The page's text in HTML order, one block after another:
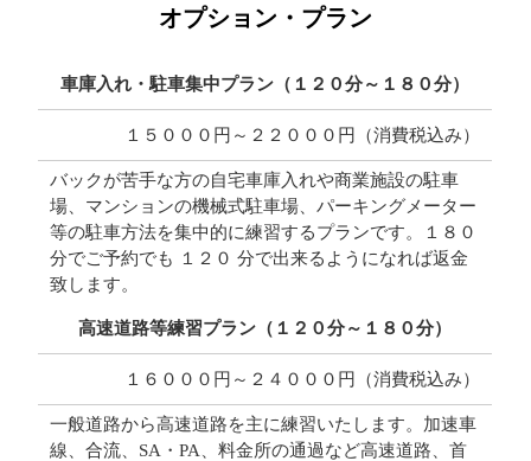
オプション・プラン
車庫入れ・駐車集中プラン（１２０分～１８０分）
１５０００円～２２０００円（消費税込み）
バックが苦手な方の自宅車庫入れや商業施設の駐車
場、マンションの機械式駐車場、パーキングメーター
等の駐車方法を集中的に練習するプランです。１８０
分でご予約でも １２０ 分で出来るようになれば返金
致します。
高速道路等練習プラン（１２０分～１８０分）
１６０００ 円 ～２４０００円（消費税込み）
一般道路から高速道路を主に練習いたします。加速車
線、合流、SA・PA、料金所の通過など高速道路、首